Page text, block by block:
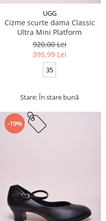
UGG
Cizme scurte dama Classic
Ultra Mini Platform
920,00 Lei
395,99 Lei
35
Stare: În stare bună
-19%